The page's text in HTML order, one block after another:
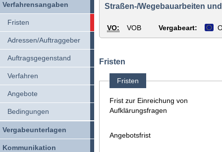
Verfahrensangaben
Fristen
Adressen/Auftraggeber
Auftragsgegenstand
Verfahren
Angebote
Bedingungen
Vergabeunterlagen
Kommunikation
Straßen-/Wegebauarbeiten
VO: VOB Vergabeart:
Fristen
Fristen
Frist zur Einreichung von
Aufklärungsfragen
Angebotsfrist